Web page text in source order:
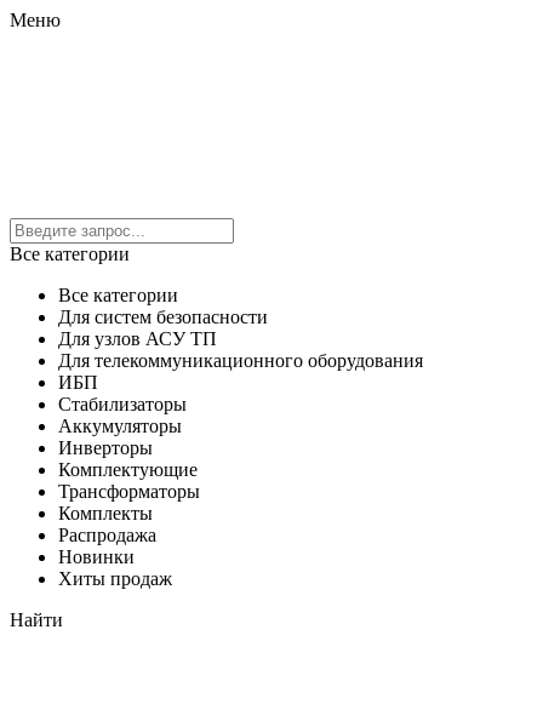
Меню
Все категории
Все категории
Для систем безопасности
Для узлов АСУ ТП
Для телекоммуникационного оборудования
ИБП
Стабилизаторы
Аккумуляторы
Инверторы
Комплектующие
Трансформаторы
Комплекты
Распродажа
Новинки
Хиты продаж
Найти